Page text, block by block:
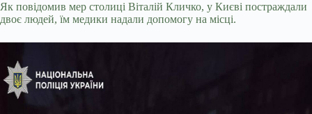
Як повідомив мер столиці Віталій Кличко, у Києві постраждали
двоє людей, їм медики надали допомогу на місці.